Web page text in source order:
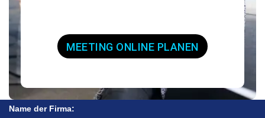
MEETING ONLINE PLANEN
Name der Firma: